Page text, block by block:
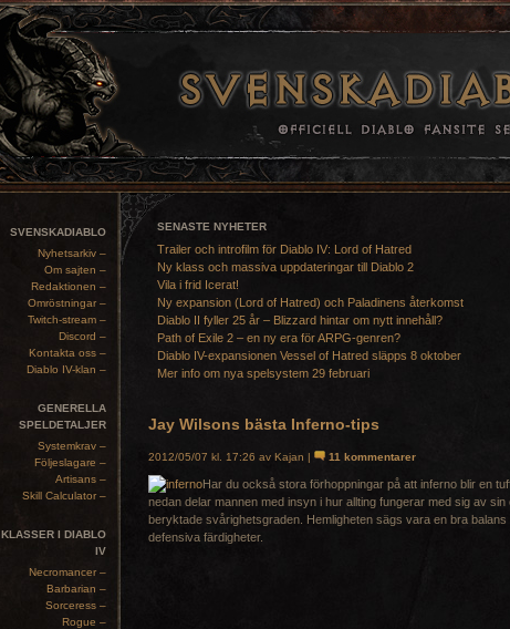
SVENSKADIABLO
Nyhetsarkiv –
Om sajten –
Redaktionen –
Omröstningar –
Twitch-stream –
Discord –
Kontakta oss –
Diablo IV-klan –
GENERELLA
SPELDETALJER
Systemkrav –
Följeslagare –
Artisans –
Skill Calculator –
KLASSER I DIABLO
IV
Necromancer –
Barbarian –
Sorceress –
Rogue –
SENASTE NYHETER
Trailer och introfilm för Diablo IV: Lord of Hatred
Ny klass och massiva uppdateringar till Diablo 2
Vila i frid Icerat!
Ny expansion (Lord of Hatred) och Paladinens återkomst
Diablo II fyller 25 år – Blizzard hintar om nytt innehåll?
Path of Exile 2 – en ny era för ARPG-genren?
Diablo IV-expansionen Vessel of Hatred släpps 8 oktober
Mer info om nya spelsystem 29 februari
Jay Wilsons bästa Inferno-tips
2012/05/07 kl. 17:26 av Kajan | 11 kommentarer
Har du också stora förhoppningar på att inferno blir en
nedan delar mannen med insyn i hur allting fungerar med sig av
beryktade svårighetsgraden. Hemligheten sägs vara en bra balans
defensiva färdigheter.